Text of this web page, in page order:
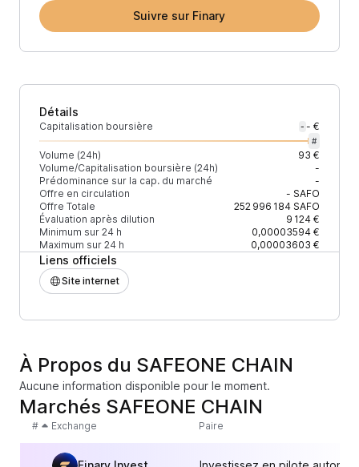
Suivre sur Finary
Détails
Capitalisation boursière - - €
#
Volume (24h)
93 €
Volume/Capitalisation boursière (24h)
-
Prédominance sur la cap. du marché
-
Offre en circulation
- SAFO
Offre Totale
252 996 184SAFO
Évaluation après dilution
9 124 €
Minimum sur 24 h
0,00003594 €
Maximum sur 24 h
0,00003603 €
Liens officiels
Site internet
À Propos du SAFEONE CHAIN
Aucune information disponible pour le moment.
Marchés SAFEONE CHAIN
# Exchange Paire